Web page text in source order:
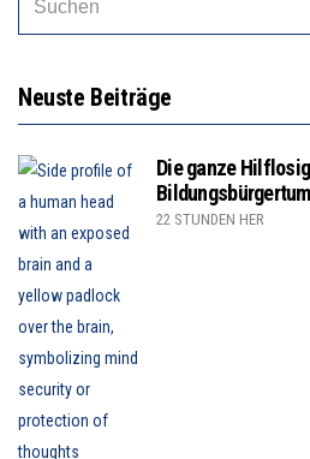
Neuste Beiträge
Die ganze
22 STUNDEN HER